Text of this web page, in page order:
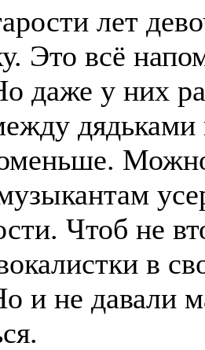
лет
Это всё
даже у них
Чтоб не
в
и не давали